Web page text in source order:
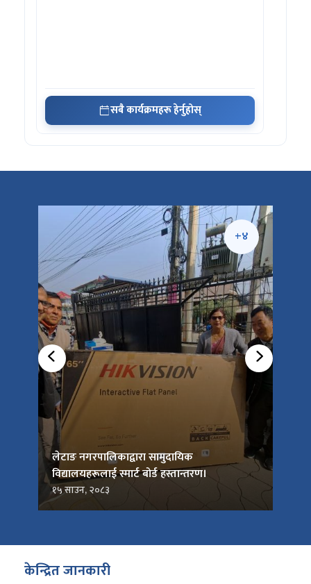
सबै कार्यक्रमहरू हेर्नुहोस्
+४
लेटाङ नगरपालिकाद्वारा सामुदायिक
विद्यालयहरूलाई स्मार्ट बोर्ड हस्तान्तरण।
१५ साउन, २०८३
केन्द्रित जानकारी